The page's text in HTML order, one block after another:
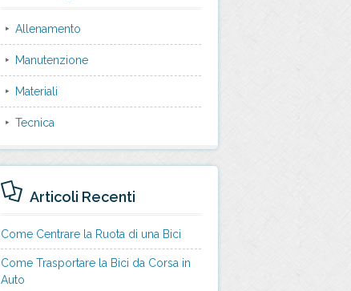
Allenamento
Manutenzione
Materiali
Tecnica
Articoli Recenti
Come Centrare la Ruota di una Bici
Come Trasportare la Bici da Corsa in
Auto